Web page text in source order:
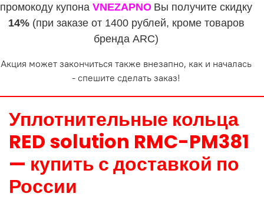
промокоду купона VNEZAPNO Вы получите скидку
14%(при заказе от 1400 рублей, кроме товаров
бренда ARC)
Акция может закончиться также внезапно, как и началась
- спешите сделать заказ!
Уплотнительные кольца
RED solution RMC-PM381
— купить с доставкой по
России